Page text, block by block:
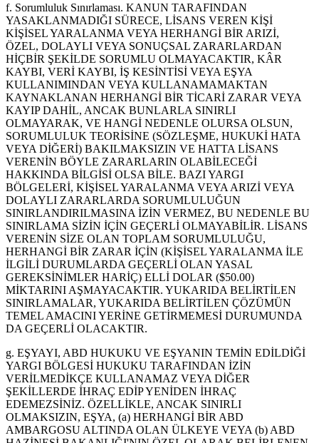
f. Sorumluluk Sınırlaması. KANUN TARAFINDAN
YASAKLANMADIĞI SÜRECE, LİSANS VEREN KİŞİ
KİŞİSEL YARALANMA VEYA HERHANGİ BİR ARIZİ,
ÖZEL, DOLAYLI VEYA SONUÇSAL ZARARLARDAN
HİÇBİR ŞEKİLDE SORUMLU OLMAYACAKTIR, KÂR
KAYBI, VERİ KAYBI, İŞ KESİNTİSİ VEYA EŞYA
KULLANIMINDAN VEYA KULLANAMAMAKTAN
KAYNAKLANAN HERHANGİ BİR TİCARİ ZARAR VEYA
KAYIP DAHİL, ANCAK BUNLARLA SINIRLI
OLMAYARAK, VE HANGİ NEDENLE OLURSA OLSUN,
SORUMLULUK TEORİSİNE (SÖZLEŞME, HUKUKİ HATA
VEYA DİĞERİ) BAKILMAKSIZIN VE HATTA LİSANS
VERENİN BÖYLE ZARARLARIN OLABİLECEĞİ
HAKKINDA BİLGİSİ OLSA BİLE. BAZI YARGI
BÖLGELERİ, KİŞİSEL YARALANMA VEYA ARIZİ VEYA
DOLAYLI ZARARLARDA SORUMLULUĞUN
SINIRLANDIRILMASINA İZİN VERMEZ, BU NEDENLE BU
SINIRLAMA SİZİN İÇİN GEÇERLİ OLMAYABİLİR. LİSANS
VERENİN SİZE OLAN TOPLAM SORUMLULUĞU,
HERHANGİ BİR ZARAR İÇİN (KİŞİSEL YARALANMA İLE
İLGİLİ DURUMLARDA GEÇERLİ OLAN YASAL
GEREKSİNİMLER HARİÇ) ELLİ DOLAR ($50.00)
MİKTARINI AŞMAYACAKTIR. YUKARIDA BELİRTİLEN
SINIRLAMALAR, YUKARIDA BELİRTİLEN ÇÖZÜMÜN
TEMEL AMACINI YERİNE GETİRMEMESİ DURUMUNDA
DA GEÇERLİ OLACAKTIR.
g. EŞYAYI, ABD HUKUKU VE EŞYANIN TEMİN EDİLDİĞİ
YARGI BÖLGESİ HUKUKU TARAFINDAN İZİN
VERİLMEDİKÇE KULLANAMAZ VEYA DİĞER
ŞEKİLLERDE İHRAÇ EDİP YENİDEN İHRAÇ
EDEMEZSİNİZ. ÖZELLİKLE, ANCAK SINIRLI
OLMAKSIZIN, EŞYA, (a) HERHANGİ BİR ABD
AMBARGOSU ALTINDA OLAN ÜLKEYE VEYA (b) ABD